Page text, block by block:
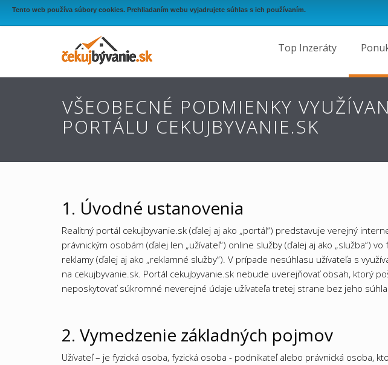
Tento web používa súbory cookies. Prehliadaním webu vyjadrujete súhlas s ich používaním.
Top Inzeráty
VŠEOBECNÉ PODMIENKY
PORTÁLU CEKUJBYVANIE.SK
1. Úvodné ustanovenia
Realitný portál cekujbyvanie.sk (ďalej aj ako „portál“) predstavuje verejný
právnickým osobám (ďalej len „užívateľ“) online služby (ďalej aj ako
reklamy (ďalej aj ako „reklamné služby“). V prípade nesúhlasu užívateľa s
na cekujbyvanie.sk. Portál cekujbyvanie.sk nebude uverejňovať obsah, ktorý
neposkytovať súkromné neverejné údaje užívateľa tretej strane bez jeho
2. Vymedzenie základných pojmov
Užívateľ – je fyzická osoba, fyzická osoba - podnikateľ alebo právnická